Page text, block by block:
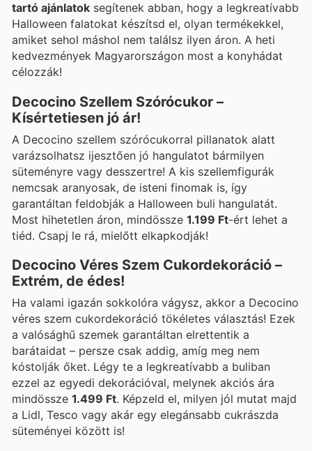
tartó ajánlatok segítenek abban, hogy a legkreatívabb
Halloween falatokat készítsd el, olyan termékekkel,
amiket sehol máshol nem találsz ilyen áron. A heti
kedvezmények Magyarországon most a konyhádat
célozzák!
Decocino Szellem Szórócukor –
Kísértetiesen jó ár!
A Decocino szellem szórócukorral pillanatok alatt
varázsolhatsz ijesztően jó hangulatot bármilyen
süteményre vagy desszertre! A kis szellemfigurák
nemcsak aranyosak, de isteni finomak is, így
garantáltan feldobják a Halloween buli hangulatát.
Most hihetetlen áron, mindössze 1.199 Ft-ért lehet a
tiéd. Csapj le rá, mielőtt elkapkodják!
Decocino Véres Szem Cukordekoráció –
Extrém, de édes!
Ha valami igazán sokkolóra vágysz, akkor a Decocino
véres szem cukordekoráció tökéletes választás! Ezek
a valósághű szemek garantáltan elrettentik a
barátaidat – persze csak addig, amíg meg nem
kóstolják őket. Légy te a legkreatívabb a buliban
ezzel az egyedi dekorációval, melynek akciós ára
mindössze 1.499 Ft. Képzeld el, milyen jól mutat majd
a Lidl, Tesco vagy akár egy elegánsabb cukrászda
süteményei között is!